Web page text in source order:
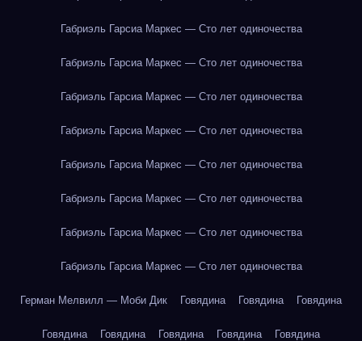
Габриэль Гарсиа Маркес — Сто лет одиночества
Габриэль Гарсиа Маркес — Сто лет одиночества
Габриэль Гарсиа Маркес — Сто лет одиночества
Габриэль Гарсиа Маркес — Сто лет одиночества
Габриэль Гарсиа Маркес — Сто лет одиночества
Габриэль Гарсиа Маркес — Сто лет одиночества
Габриэль Гарсиа Маркес — Сто лет одиночества
Габриэль Гарсиа Маркес — Сто лет одиночества
Герман Мелвилл — Моби Дик Говядина Говядина Говядина
Говядина Говядина Говядина Говядина Говядина